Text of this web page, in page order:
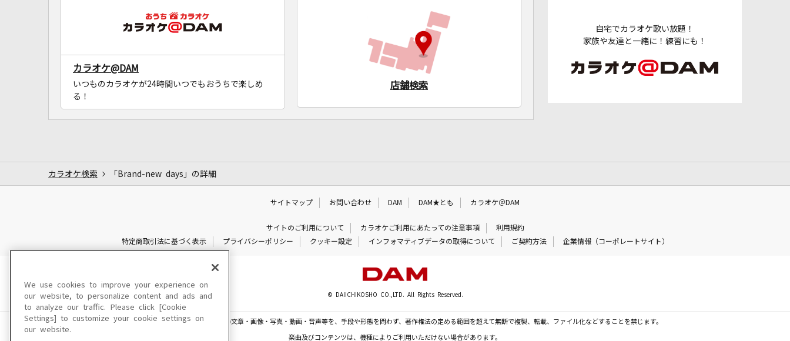
自宅でカラオケ歌い放題！
家族や友達と一緒に！練習にも！
カラオケ@DAM
いつものカラオケが24時間いつでもおうちで楽しめ
る！
店舗検索
カラオケ検索 「Brand-new days」の詳細
サイトマップ お問い合わせ DAM DAM★とも カラオケ＠DAM
サイトのご利用について カラオケご利用にあたっての注意事項
利用規約
特定商取引法に基づく表示
プライバシーポリシー クッキー設定 インフォマティブデータの取得について ご契約方法 企業情報（コーポレートサイト）
© DAIICHIKOSHO CO.,LTD. All Rights Reserved.
このサイトに掲載されている一切の文章・画像・写真・動画・音声等を、手段や形態を問わず、著作権法の定める範囲を超えて無断で複製、転載、ファイル化などすることを禁じます。
楽曲及びコンテンツは、機種によりご利用いただけない場合があります。
We use cookies to improve your experience on
our website, to personalize content and ads and
to analyze our traffic. Please click [Cookie
Settings] to customize your cookie settings on
our website.